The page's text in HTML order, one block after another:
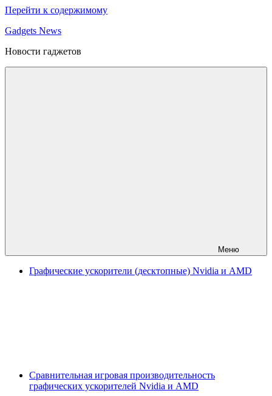
Перейти к содержимому
Gadgets News
Новости гаджетов
Меню
Графические ускорители (десктопные) Nvidia и AMD
Сравнительная игровая производительность
графических ускорителей Nvidia и AMD